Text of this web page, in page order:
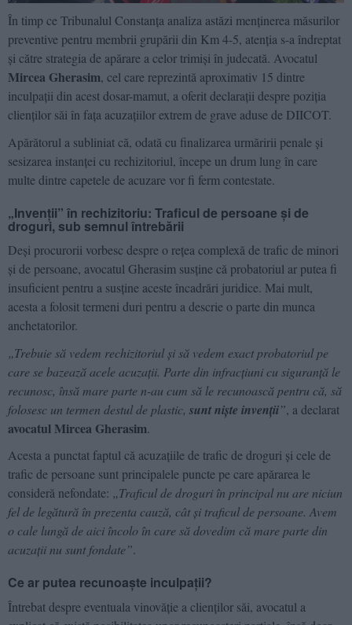
În timp ce Tribunalul Constanța analiza astăzi menținerea măsurilor
preventive pentru membrii grupării din Km 4-5, atenția s-a îndreptat
și către strategia de apărare a celor trimiși în judecată. Avocatul
Mircea Gherasim, cel care reprezintă aproximativ 15 dintre
inculpații din acest dosar-mamut, a oferit declarații despre poziția
clienților săi în fața acuzațiilor extrem de grave aduse de DIICOT.
Apărătorul a subliniat că, odată cu finalizarea urmăririi penale și
sesizarea instanței cu rechizitoriul, începe un drum lung în care
multe dintre capetele de acuzare vor fi ferm contestate.
„Invenții” în rechizitoriu: Traficul de persoane și de
droguri, sub semnul întrebării
Deși procurorii vorbesc despre o rețea complexă de trafic de minori
și de persoane, avocatul Gherasim susține că probatoriul ar putea fi
insuficient pentru a susține aceste încadrări juridice. Mai mult,
acesta a folosit termeni duri pentru a descrie o parte din munca
anchetatorilor.
„Trebuie să vedem rechizitoriul și să vedem exact probatoriul pe
care se bazează acele acuzații. Parte din infracțiuni cu siguranță le
recunosc, însă mare parte n-au cum să le recunoască pentru că, să
folosesc un termen destul de plastic, sunt niște invenții”, a declarat
avocatul Mircea Gherasim.
Acesta a punctat faptul că acuzațiile de trafic de droguri și cele de
trafic de persoane sunt principalele puncte pe care apărarea le
consideră nefondate: „Traficul de droguri în principal nu are niciun
fel de legătură în prezenta cauză, cât și traficul de persoane. Avem
o cale lungă de aici încolo în care să dovedim că mare parte din
acuzații nu sunt fondate”.
Ce ar putea recunoaște inculpații?
Întrebat despre eventuala vinovăție a clienților săi, avocatul a